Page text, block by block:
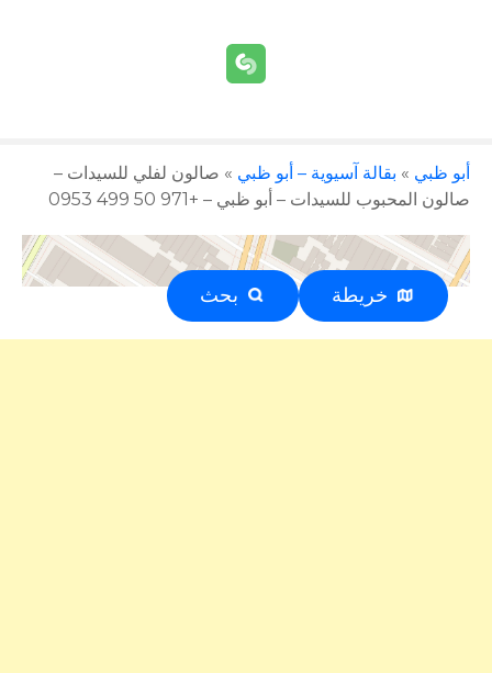
أبو ظبي » بقالة آسيوية – أبو ظبي » صالون لفلي للسيدات –
صالون المحبوب للسيدات – أبو ظبي – +971 50 499 0953
خريطة بحثإعلان